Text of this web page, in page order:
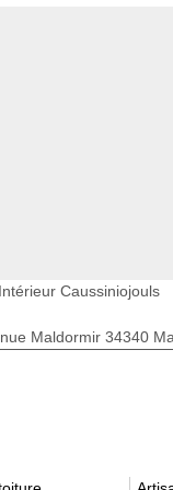
Caussiniojouls
Maldormir 34340